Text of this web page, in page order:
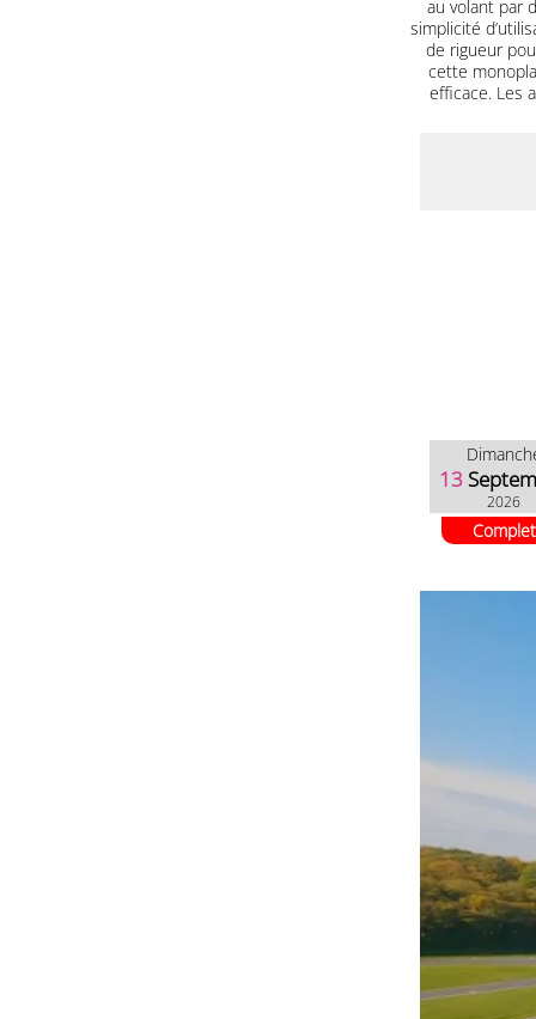
au volant par
simplicité
de rigueur
cette
efficace. Les
13
2026
Complet